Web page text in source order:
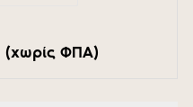
Price
range:
(χωρίς ΦΠΑ)